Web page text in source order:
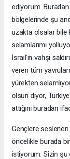
ediyorum.
bölgelerinde şu
uzakta olsalar bile
selamlarımı
İsrail'in vahşi
veren tüm
yürekten
olsun diyor,
attığını buradan
Gençlere seslenen
öncelikle burada
istiyorum. Sizin şu